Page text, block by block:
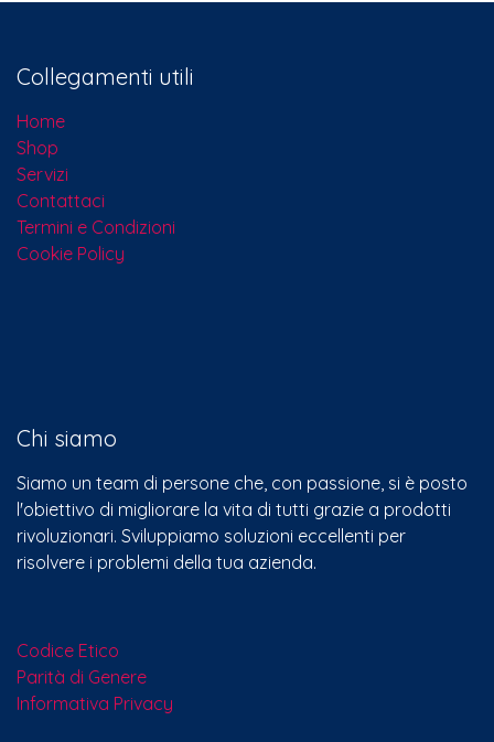
Collegamenti utili
Home
Shop
Servizi
Contattaci​
Termini e Condizioni
Cookie Policy
Chi siamo
Siamo un team di persone che, con passione, si è posto
l'obiettivo di migliorare la vita di tutti grazie a prodotti
rivoluzionari. Sviluppiamo soluzioni eccellenti per
risolvere i problemi della tua azienda.
Codice Etico
Parità di Genere
Informativa Privacy